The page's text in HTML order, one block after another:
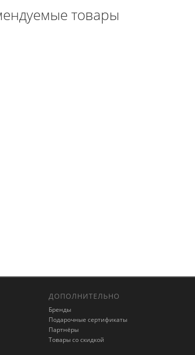
товары
ДОПОЛНИТЕЛЬНО
Бренды
Подарочные сертификаты
Партнёры
Товары со скидкой